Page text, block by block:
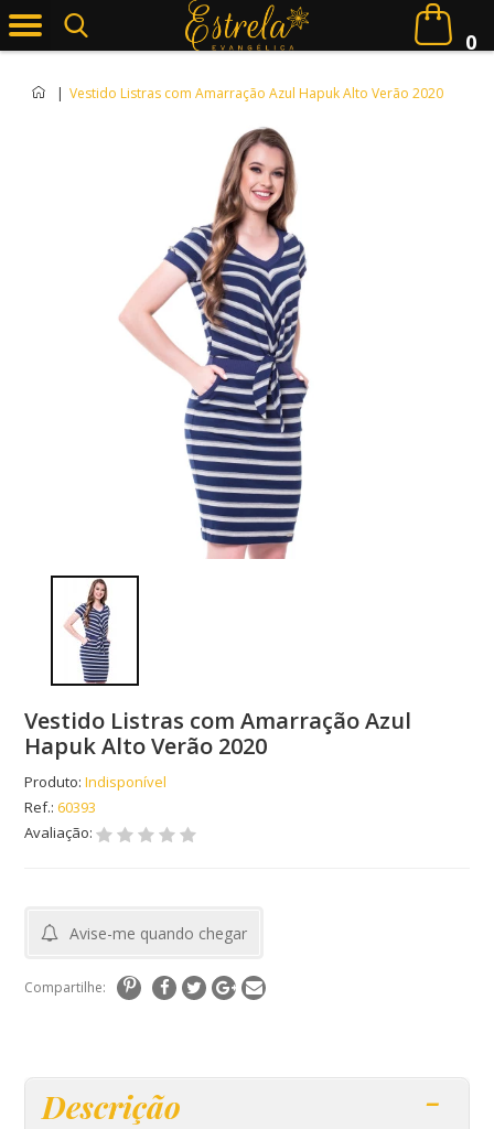
0
| Vestido Listras com Amarração Azul Hapuk Alto Verão 2020
Vestido Listras com Amarração Azul
Hapuk Alto Verão 2020
Produto: Indisponível
Ref.: 60393
Avaliação:
Avise-me quando chegar
Compartilhe:
Descrição